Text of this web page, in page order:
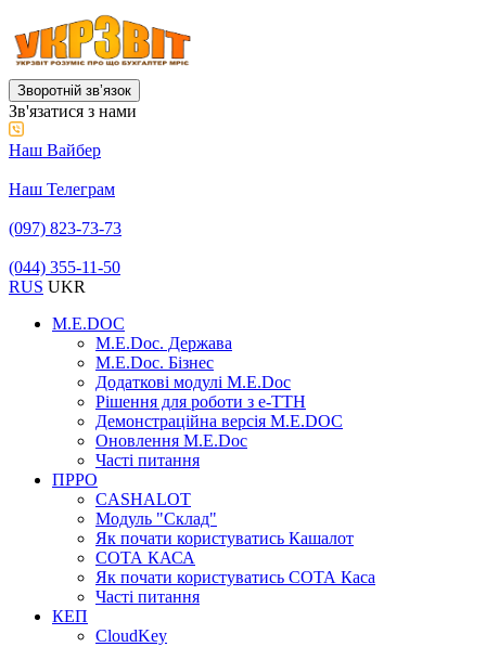
Зворотній звʼязок
Зв'язатися з нами
Наш Вайбер
Наш Телеграм
(097) 823-73-73
(044) 355-11-50
RUS UKR
M.E.DOC
M.E.Doc. Держава
M.E.Doc. Бізнес
Додаткові модулі M.E.Doc
Рішення для роботи з е-ТТН
Демонстраційна версія M.E.DOC
Оновлення M.E.Doc
Часті питання
ПРРО
CASHALOT
Модуль "Склад"
Як почати користуватись Кашалот
СОТА КАСА
Як почати користуватись СОТА Каса
Часті питання
КЕП
CloudKey